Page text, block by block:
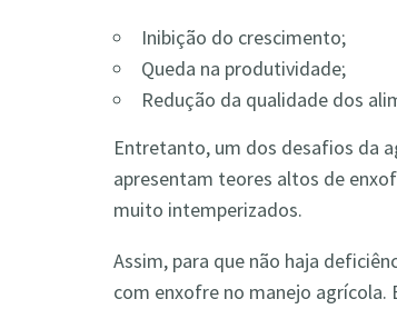
Inibição do crescimento;
Queda na produtividade;
Redução da qualidade dos
Entretanto, um dos desafios da
apresentam teores altos de
muito intemperizados.
Assim, para que não haja
com enxofre no manejo